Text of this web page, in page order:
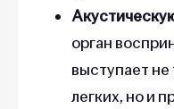
орган
выступает не
легких, но и